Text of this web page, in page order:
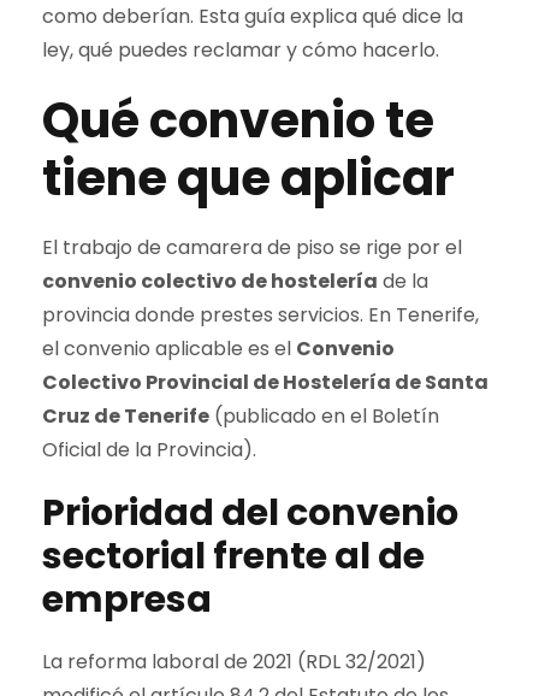
como deberían. Esta guía explica qué dice la
ley, qué puedes reclamar y cómo hacerlo.
Qué convenio te
tiene que aplicar
El trabajo de camarera de piso se rige por el
convenio colectivo de hostelería de la
provincia donde prestes servicios. En Tenerife,
el convenio aplicable es el Convenio
Colectivo Provincial de Hostelería de Santa
Cruz de Tenerife (publicado en el Boletín
Oficial de la Provincia).
Prioridad del convenio
sectorial frente al de
empresa
La reforma laboral de 2021 (RDL 32/2021)